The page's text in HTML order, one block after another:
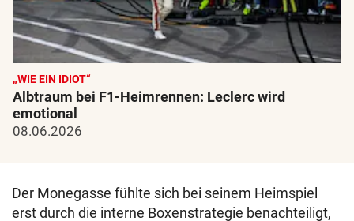
„WIE EIN IDIOT“
Albtraum bei F1-Heimrennen: Leclerc wird
emotional
08.06.2026
Der Monegasse fühlte sich bei seinem Heimspiel
erst durch die interne Boxenstrategie benachteiligt,